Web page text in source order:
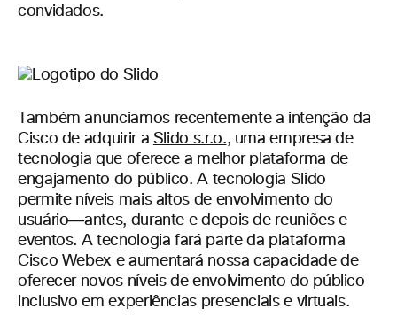
convidados.
Também anunciamos recentemente a intenção da
Cisco de adquirir a Slido s.r.o., uma empresa de
tecnologia que oferece a melhor plataforma de
engajamento do público. A tecnologia Slido
permite níveis mais altos de envolvimento do
usuário―antes, durante e depois de reuniões e
eventos. A tecnologia fará parte da plataforma
Cisco Webex e aumentará nossa capacidade de
oferecer novos níveis de envolvimento do público
inclusivo em experiências presenciais e virtuais.